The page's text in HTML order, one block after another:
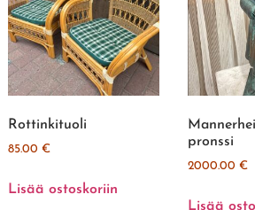
Rottinkituoli
85.00€
Lisää ostoskoriin
pronssi
2000.00 €
Lisää